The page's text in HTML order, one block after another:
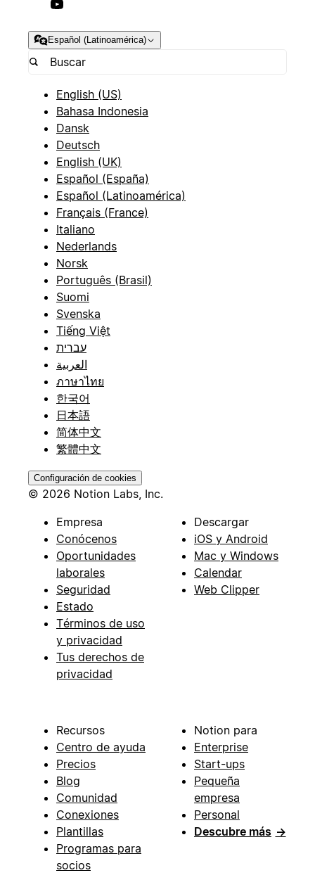
Español (Latinoamérica)
English (US)
Bahasa Indonesia
Dansk
Deutsch
English (UK)
Español (España)
Español (Latinoamérica)
Français (France)
Italiano
Nederlands
Norsk
Português (Brasil)
Suomi
Svenska
Tiếng Việt
עברית
العربية
ภาษาไทย
한국어
日本語
简体中文
繁體中文
Configuración de cookies
© 2026 Notion Labs, Inc.
Empresa
Conócenos
Oportunidades
laborales
Seguridad
Estado
Términos de uso
y privacidad
Tus derechos de
privacidad
Descargar
iOS y Android
Mac y Windows
Calendar
Web Clipper
Recursos
Centro de ayuda
Precios
Blog
Comunidad
Conexiones
Plantillas
Programas para
socios
Notion para
Enterprise
Start-ups
Pequeña
empresa
Personal
Descubre más →